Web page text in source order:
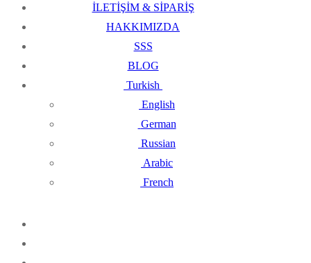
İLETİŞİM & SİPARİŞ
HAKKIMIZDA
SSS
BLOG
Turkish
English
German
Russian
Arabic
French